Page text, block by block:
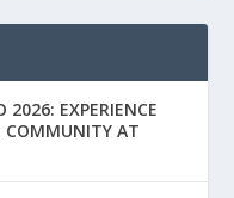
2026: EXPERIENCE
COMMUNITY AT